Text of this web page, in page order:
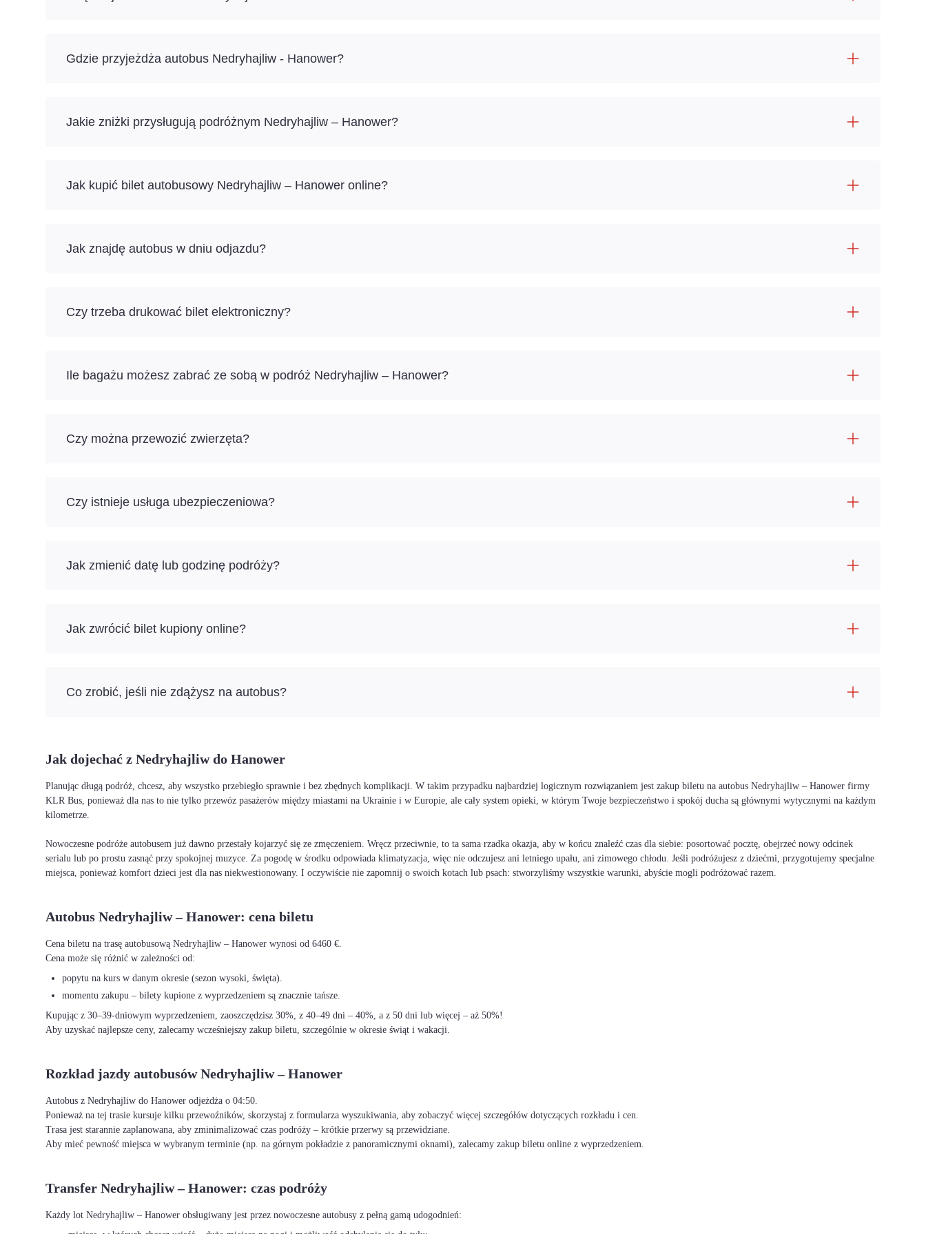
Gdzie przyjeżdża autobus Nedryhajliw - Hanower?
Jakie zniżki przysługują podróżnym Nedryhajliw – Hanower?
Jak kupić bilet autobusowy Nedryhajliw – Hanower online?
Jak znajdę autobus w dniu odjazdu?
Czy trzeba drukować bilet elektroniczny?
Ile bagażu możesz zabrać ze sobą w podróż Nedryhajliw – Hanower?
Czy można przewozić zwierzęta?
Czy istnieje usługa ubezpieczeniowa?
Jak zmienić datę lub godzinę podróży?
Jak zwrócić bilet kupiony online?
Co zrobić, jeśli nie zdążysz na autobus?
Jak dojechać z Nedryhajliw do Hanower
Planując długą podróż, chcesz, aby wszystko przebiegło sprawnie i bez zbędnych komplikacji. W takim przypadku najbardziej logicznym rozwiązaniem jest zakup biletu na autobus Nedryhajliw – Hanower firmy
KLR Bus, ponieważ dla nas to nie tylko przewóz pasażerów między miastami na Ukrainie i w Europie, ale cały system opieki, w którym Twoje bezpieczeństwo i spokój ducha są głównymi wytycznymi na każdym
kilometrze.
Nowoczesne podróże autobusem już dawno przestały kojarzyć się ze zmęczeniem. Wręcz przeciwnie, to ta sama rzadka okazja, aby w końcu znaleźć czas dla siebie: posortować pocztę, obejrzeć nowy odcinek
serialu lub po prostu zasnąć przy spokojnej muzyce. Za pogodę w środku odpowiada klimatyzacja, więc nie odczujesz ani letniego upału, ani zimowego chłodu. Jeśli podróżujesz z dziećmi, przygotujemy specjalne
miejsca, ponieważ komfort dzieci jest dla nas niekwestionowany. I oczywiście nie zapomnij o swoich kotach lub psach: stworzyliśmy wszystkie warunki, abyście mogli podróżować razem.
Autobus Nedryhajliw – Hanower: cena biletu
Cena biletu na trasę autobusową Nedryhajliw – Hanower wynosi od 6460 €.
Cena może się różnić w zależności od:
popytu na kurs w danym okresie (sezon wysoki, święta).
momentu zakupu – bilety kupione z wyprzedzeniem są znacznie tańsze.
Kupując z 30–39-dniowym wyprzedzeniem, zaoszczędzisz 30%, z 40–49 dni – 40%, a z 50 dni lub więcej – aż 50%!
Aby uzyskać najlepsze ceny, zalecamy wcześniejszy zakup biletu, szczególnie w okresie świąt i wakacji.
Rozkład jazdy autobusów Nedryhajliw – Hanower
Autobus z Nedryhajliw do Hanower odjeżdża o 04:50.
Ponieważ na tej trasie kursuje kilku przewoźników, skorzystaj z formularza wyszukiwania, aby zobaczyć więcej szczegółów dotyczących rozkładu i cen.
Trasa jest starannie zaplanowana, aby zminimalizować czas podróży – krótkie przerwy są przewidziane.
Aby mieć pewność miejsca w wybranym terminie (np. na górnym pokładzie z panoramicznymi oknami), zalecamy zakup biletu online z wyprzedzeniem.
Transfer Nedryhajliw – Hanower: czas podróży
Każdy lot Nedryhajliw – Hanower obsługiwany jest przez nowoczesne autobusy z pełną gamą udogodnień: